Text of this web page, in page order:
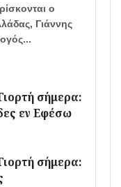
ο
Γιάννης
σήμερα:
εν Εφέσω
σήμερα: